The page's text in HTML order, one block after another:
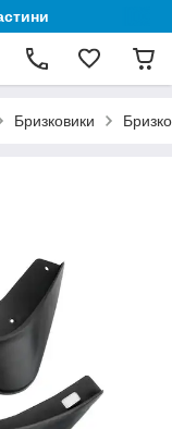
Бризковики